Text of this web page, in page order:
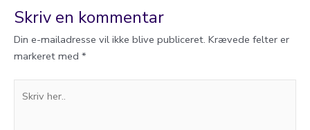
Skriv en kommentar
Din e-mailadresse vil ikke blive publiceret. Krævede felter er
markeret med *
her..